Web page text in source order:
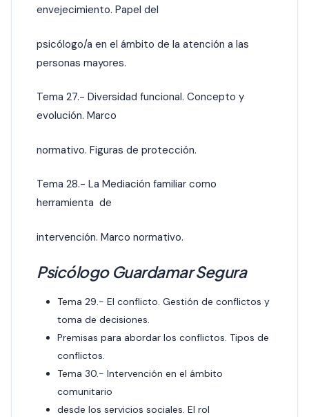
envejecimiento. Papel del
psicólogo/a en el ámbito de la atención a las
personas mayores.
Tema 27.- Diversidad funcional. Concepto y
evolución. Marco
normativo. Figuras de protección.
Tema 28.- La Mediación familiar como
herramienta de
intervención. Marco normativo.
Psicólogo Guardamar Segura
Tema 29.- El conflicto. Gestión de conflictos y
toma de decisiones.
Premisas para abordar los conflictos. Tipos de
conflictos.
Tema 30.- Intervención en el ámbito
comunitario
desde los servicios sociales. El rol